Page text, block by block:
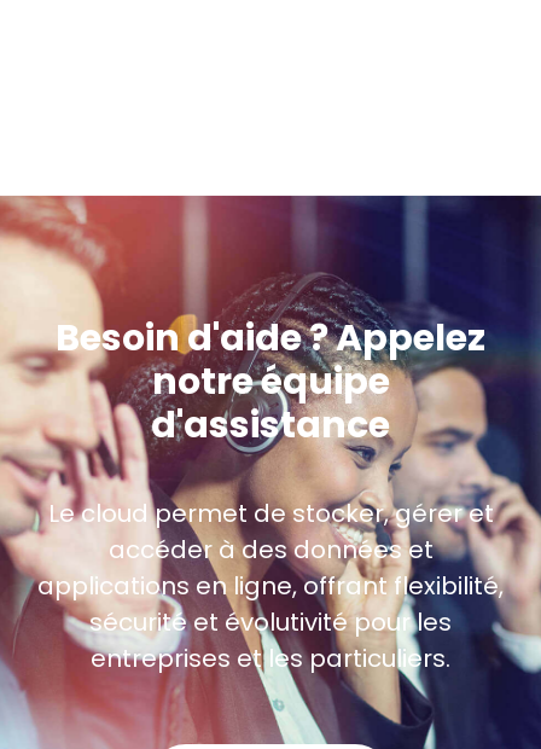
Besoin d'aide ? Appelez
notre équipe
d'assistance
Le cloud permet de stocker, gérer et
accéder à des données et
applications en ligne, offrant flexibilité,
sécurité et évolutivité pour les
entreprises et les particuliers.